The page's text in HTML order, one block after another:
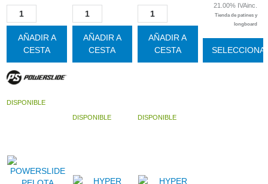
AÑADIR A
CESTA
AÑADIR A
CESTA
AÑADIR A
CESTA
21.00% IVAinc.
Tienda de patines y
longboard
DISPONIBLE
DISPONIBLE DISPONIBLE